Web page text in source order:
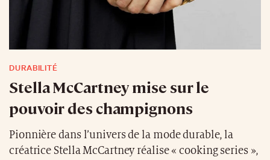
DURABILITÉ
Stella McCartney mise sur le
pouvoir des champignons
Pionnière dans l’univers de la mode durable, la
créatrice Stella McCartney réalise « cooking series »,